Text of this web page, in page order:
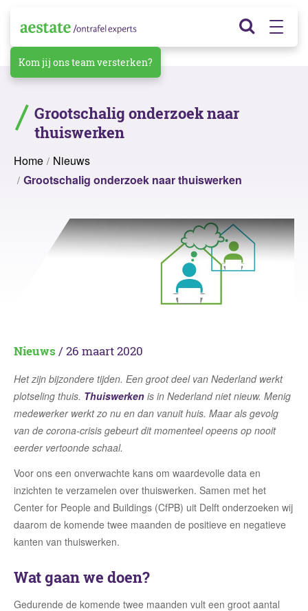
Kom jij ons team versterken?
Grootschalig onderzoek naar
thuiswerken
Home
Nieuws
Grootschalig onderzoek naar thuiswerken
Nieuws/ 26 maart 2020
Het zijn bijzondere tijden. Een groot deel van Nederland werkt
plotseling thuis. Thuiswerken is in Nederland niet nieuw. Menig
medewerker werkt zo nu en dan vanuit huis. Maar als gevolg
van de corona-crisis gebeurt dit momenteel opeens op nooit
eerder vertoonde schaal.
Voor ons een onverwachte kans om waardevolle data en
inzichten te verzamelen over thuiswerken. Samen met het
Center for People and Buildings (CfPB) uit Delft onderzoeken wij
daarom de komende twee maanden de positieve en negatieve
kanten van thuiswerken.
Wat gaan we doen?
Gedurende de komende twee maanden vult een groot aantal